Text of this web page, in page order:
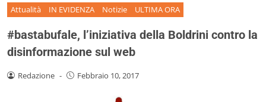
Attualità IN EVIDENZA Notizie ULTIMA ORA
#bastabufale, l’iniziativa della Boldrini contro la
disinformazione sul web
Redazione - Febbraio 10, 2017